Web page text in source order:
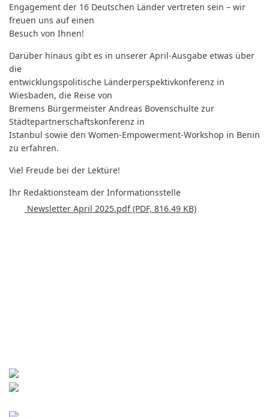
Engagement der 16 Deutschen Länder vertreten sein – wir
freuen uns auf einen
Besuch von Ihnen!
Darüber hinaus gibt es in unserer April-Ausgabe etwas über
die
entwicklungspolitische Länderperspektivkonferenz in
Wiesbaden, die Reise von
Bremens Bürgermeister Andreas Bovenschulte zur
Städtepartnerschaftskonferenz in
Istanbul sowie den Women-Empowerment-Workshop in Benin
zu erfahren.
Viel Freude bei der Lektüre!
Ihr Redaktionsteam der Informationsstelle
Newsletter April 2025.pdf(PDF, 816.49 KB)